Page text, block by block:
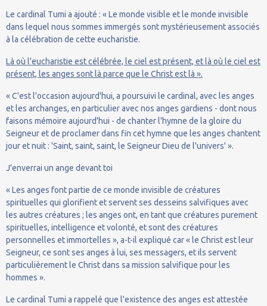
Le cardinal Tumi a ajouté : « Le monde visible et le monde invisible
dans lequel nous sommes immergés sont mystérieusement associés
à la célébration de cette eucharistie.
Là où l'eucharistie est célébrée, le ciel est présent, et là où le ciel est
présent, les anges sont là parce que le Christ est là ».
« C'est l'occasion aujourd'hui, a poursuivi le cardinal, avec les anges
et les archanges, en particulier avec nos anges gardiens - dont nous
faisons mémoire aujourd'hui - de chanter l'hymne de la gloire du
Seigneur et de proclamer dans fin cet hymne que les anges chantent
jour et nuit : 'Saint, saint, saint, le Seigneur Dieu de l'univers' ».
J'enverrai un ange devant toi
« Les anges font partie de ce monde invisible de créatures
spirituelles qui glorifient et servent ses desseins salvifiques avec
les autres créatures ; les anges ont, en tant que créatures purement
spirituelles, intelligence et volonté, et sont des créatures
personnelles et immortelles », a-t-il expliqué car « le Christ est leur
Seigneur, ce sont ses anges à lui, ses messagers, et ils servent
particulièrement le Christ dans sa mission salvifique pour les
hommes ».
Le cardinal Tumi a rappelé que l'existence des anges est attestée